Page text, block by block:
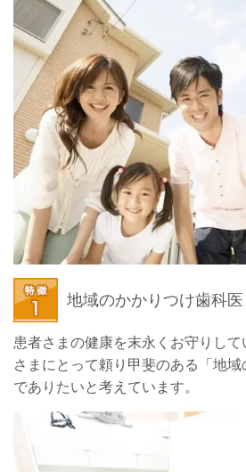
地域のかかりつけ歯科医
患者さまの健康を末永くお守りし
さまにとって頼り甲斐のある「地域
でありたいと考えています。